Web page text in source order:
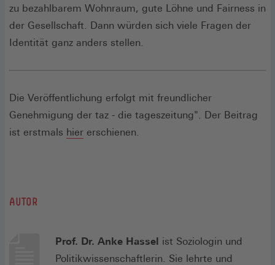
zu bezahlbarem Wohnraum, gute Löhne und Fairness in
der Gesellschaft. Dann würden sich viele Fragen der
Identität ganz anders stellen.
Die Veröffentlichung erfolgt mit freundlicher
Genehmigung der taz - die tageszeitung". Der Beitrag
ist erstmals hier(Öffnet
erschienen.
AUTOR
Prof. Dr. Anke Hassel ist Soziologin und
Politikwissenschaftlerin. Sie lehrte und